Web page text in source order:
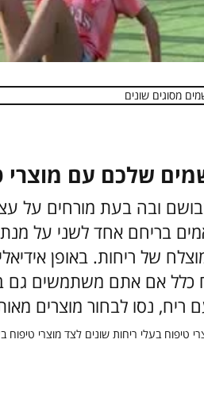
ובה בעת מורחים על
בריחם אחד לשני על
של ריחות. באופן
כלל אם אתם משתמשים
נסו לבחור מוצרים